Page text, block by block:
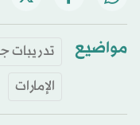
مواضيع تدريبات
الإمارات